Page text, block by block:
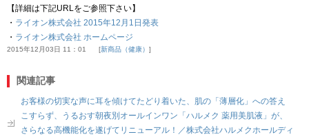
【詳細は下記URLをご参照下さい】
・ ライオン株式会社 2015年12月1日発表
・ ライオン株式会社 ホームページ
2015年12月03日 11：01 新商品（健康）
関連記事
お客様の切実な声に耳を傾けてたどり着いた、肌の「薄層化」への答え
こすらず、うるおす朝夜別オールインワン「ハルメク 薬用美肌液」が、
さらなる高機能化を遂げてリニューアル！／株式会社ハルメクホールディ